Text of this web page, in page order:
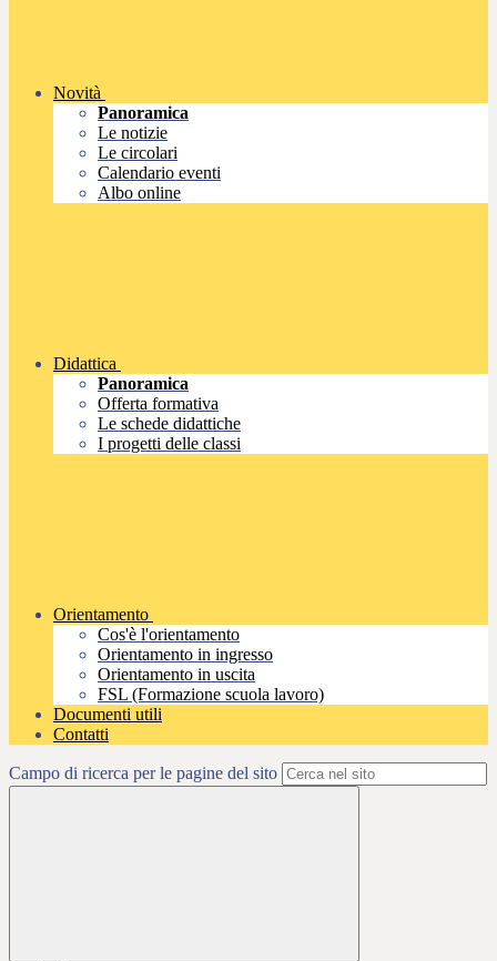
Novità
Panoramica
Le notizie
Le circolari
Calendario eventi
Albo online
Didattica
Panoramica
Offerta formativa
Le schede didattiche
I progetti delle classi
Orientamento
Cos'è l'orientamento
Orientamento in ingresso
Orientamento in uscita
FSL (Formazione scuola lavoro)
Documenti utili
Contatti
Campo di ricerca per le pagine del sito